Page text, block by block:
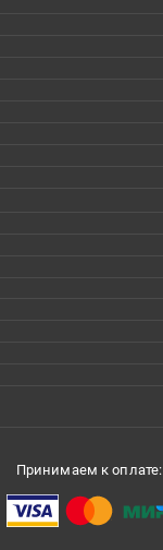
Принимаем к оплате: